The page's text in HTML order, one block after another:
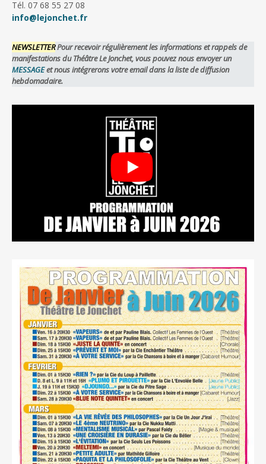
Tél. 07 68 55 27 08
info@lejonchet.fr
NEWSLETTERPour recevoir régulièrement les informations et rappels de
manifestations du Théâtre Le Jonchet, vous pouvez nous envoyer un
MESSAGEet nous intégrerons votre email dans la liste de diffusion
hebdomadaire.